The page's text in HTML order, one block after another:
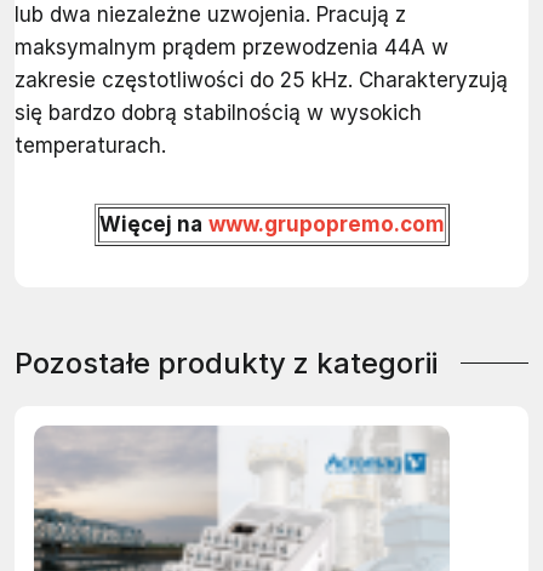
lub dwa niezależne uzwojenia. Pracują z
maksymalnym prądem przewodzenia 44A w
zakresie częstotliwości do 25 kHz. Charakteryzują
się bardzo dobrą stabilnością w wysokich
temperaturach.
Więcej na www.grupopremo.com
Pozostałe produkty z kategorii